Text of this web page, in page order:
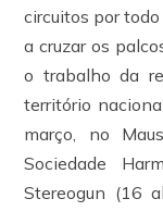
circuitos por
a cruzar os
o trabalho da
território
março, no
Sociedade
Stereogun (16